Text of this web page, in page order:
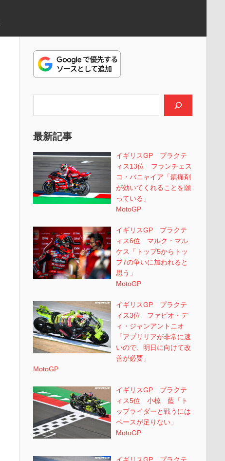
最新記事
イギリスGP プラクテ
ィス13位 フランチェス
コ・バニャイア「鎮痛剤
が効いてくれることを願
っている」
MotoGP
イギリスGP プラクテ
ィス6位 マルク・マル
ケス「トップ5からトッ
プ7の争いに加われると
思う」
MotoGP
イギリスGP プラクテ
ィス3位 ファビオ・デ
ィ・ジャンアントニオ
「アプリリアが非常に速
いので、明日に向けて改
善が必要」
MotoGP
イギリスGP プラクテ
ィス5位 小椋 藍「ト
ップライダーと戦うには
ペースが足りない」
MotoGP